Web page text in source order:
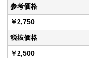
参考価格
￥2,750
税抜価格
￥2,500